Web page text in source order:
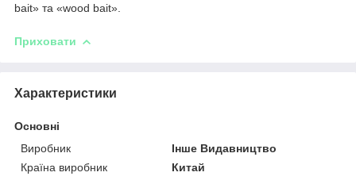
bait» та «wood bait».
Приховати
Характеристики
Основні
Виробник
Інше Видавництво
Країна виробник
Китай